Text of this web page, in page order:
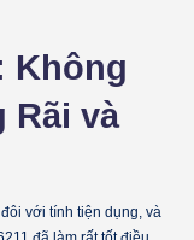
Không
Rãi và
với tính tiện dụng, và